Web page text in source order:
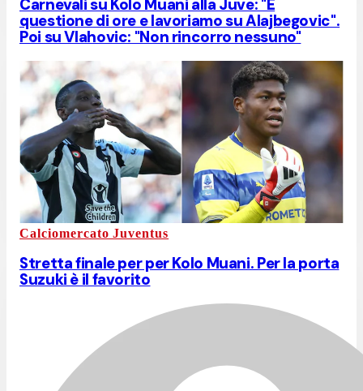
Carnevali su Kolo Muani alla Juve: "È
questione di ore e lavoriamo su Alajbegovic".
Poi su Vlahovic: "Non rincorro nessuno"
Calciomercato Juventus
Stretta finale per per Kolo Muani. Per la porta
Suzuki è il favorito